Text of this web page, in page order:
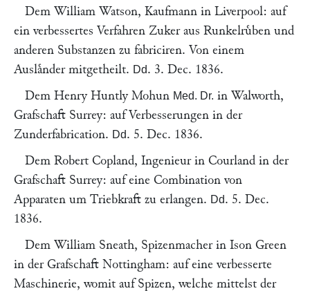
Dem William Watson, Kaufmann in Liverpool: auf
ein verbessertes Verfahren Zuker aus Runkelruͤben und
anderen Substanzen zu fabriciren. Von einem
Auslaͤnder mitgetheilt. Dd. 3. Dec. 1836.
Dem Henry Huntly Mohun Med. Dr. in Walworth,
Grafschaft Surrey: auf Verbesserungen in der
Zunderfabrication. Dd. 5. Dec. 1836.
Dem Robert Copland, Ingenieur in Courland in der
Grafschaft Surrey: auf eine Combination von
Apparaten um Triebkraft zu erlangen. Dd. 5. Dec.
1836.
Dem William Sneath, Spizenmacher in Ison Green
in der Grafschaft Nottingham: auf eine verbesserte
Maschinerie, womit auf Spizen, welche mittelst der